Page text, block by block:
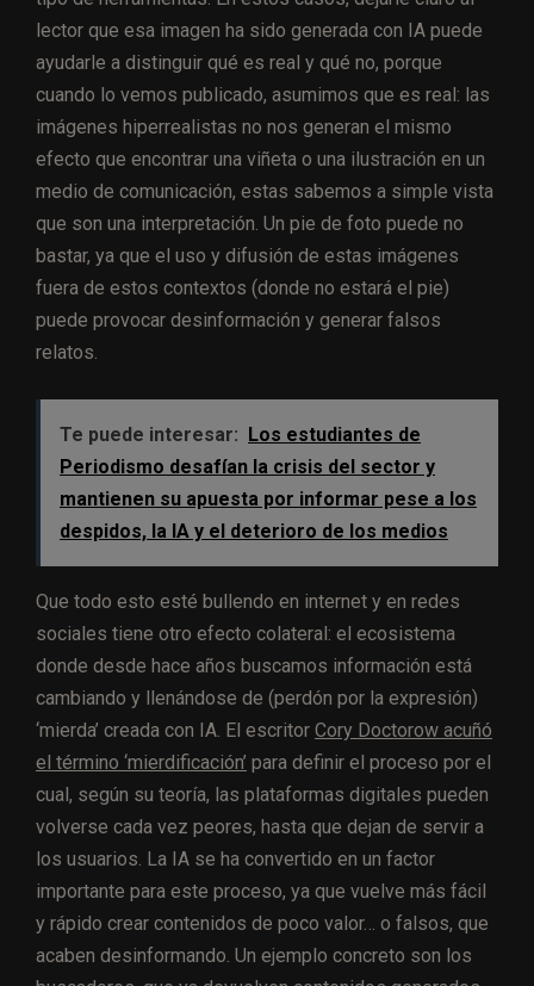
lector que esa imagen ha sido generada con IA puede
ayudarle a distinguir qué es real y qué no, porque
cuando lo vemos publicado, asumimos que es real: las
imágenes hiperrealistas no nos generan el mismo
efecto que encontrar una viñeta o una ilustración en un
medio de comunicación, estas sabemos a simple vista
que son una interpretación. Un pie de foto puede no
bastar, ya que el uso y difusión de estas imágenes
fuera de estos contextos (donde no estará el pie)
puede provocar desinformación y generar falsos
relatos.
Te puede interesar: Los estudiantes de
Periodismo desafían la crisis del sector y
mantienen su apuesta por informar pese a los
despidos, la IA y el deterioro de los medios
Que todo esto esté bullendo en internet y en redes
sociales tiene otro efecto colateral: el ecosistema
donde desde hace años buscamos información está
cambiando y llenándose de (perdón por la expresión)
‘mierda’ creada con IA. El escritor Cory Doctorow acuñó
el término ‘mierdificación’ para definir el proceso por el
cual, según su teoría, las plataformas digitales pueden
volverse cada vez peores, hasta que dejan de servir a
los usuarios. La IA se ha convertido en un factor
importante para este proceso, ya que vuelve más fácil
y rápido crear contenidos de poco valor… o falsos, que
acaben desinformando. Un ejemplo concreto son los